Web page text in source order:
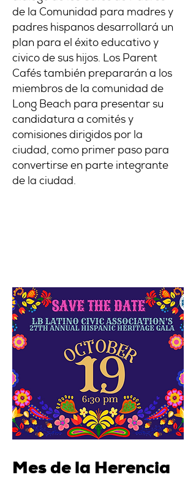
de la Comunidad para madres y
padres hispanos desarrollará un
plan para el éxito educativo y
cívico de sus hijos. Los Parent
Cafés también prepararán a los
miembros de la comunidad de
Long Beach para presentar su
candidatura a comités y
comisiones dirigidos por la
ciudad, como primer paso para
convertirse en parte integrante
de la ciudad.
Mes de la Herencia